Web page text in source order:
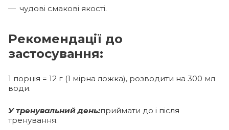
чудові смакові якості.
Рекомендації до
застосування:
1 порція = 12 г (1 мірна ложка), розводити на 300 мл
води.
У тренувальний день:приймати до і після
тренування.